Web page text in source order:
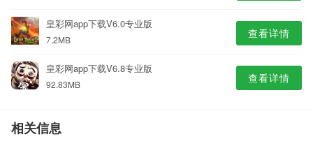
皇彩网app下载V6.0专业版
7.2MB 查看详情
皇彩网app下载V6.8专业版
92.83MB 查看详情
相关信息